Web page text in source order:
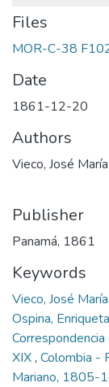
Files
MOR-C-38
Date
1861-12-20
Authors
Vieco, José María
Publisher
Panamá, 1861
Keywords
Vieco, José
Ospina,
XIX, Colombia -
Mariano, 1805-